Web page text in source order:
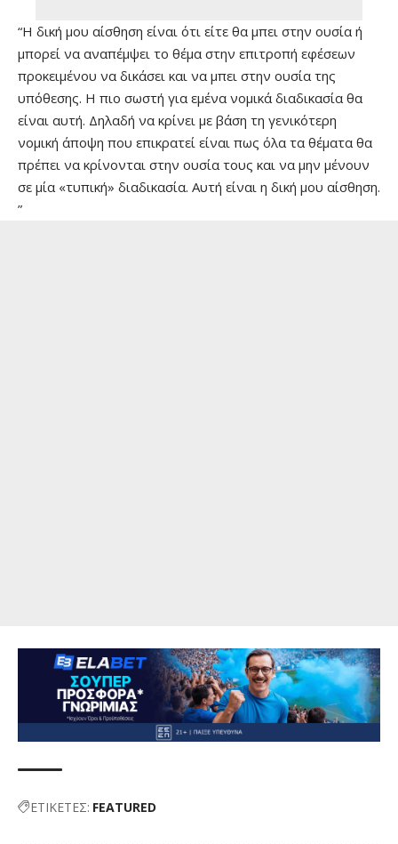
“Η δική μου αίσθηση είναι ότι είτε θα μπει στην ουσία ή
μπορεί να αναπέμψει το θέμα στην επιτροπή εφέσεων
προκειμένου να δικάσει και να μπει στην ουσία της
υπόθεσης. Η πιο σωστή για εμένα νομικά διαδικασία θα
είναι αυτή. Δηλαδή να κρίνει με βάση τη γενικότερη
νομική άποψη που επικρατεί είναι πως όλα τα θέματα θα
πρέπει να κρίνονται στην ουσία τους και να μην μένουν
σε μία «τυπική» διαδικασία. Αυτή είναι η δική μου αίσθηση.
”
ΕΤΙΚΕΤΕΣ: FEATURED